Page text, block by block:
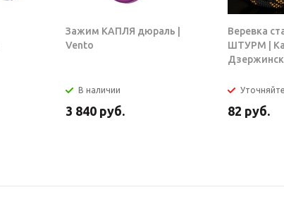
Зажим КАПЛЯ дюраль |
Vento
В наличии
3 840 руб.
Веревка
ШТУРМ |
Дзержинск
Уточняйте
82 руб.